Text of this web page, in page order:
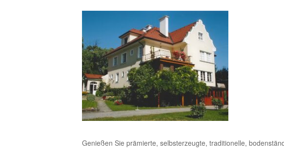
Genießen Sie prämierte, selbsterzeugte, traditionelle,